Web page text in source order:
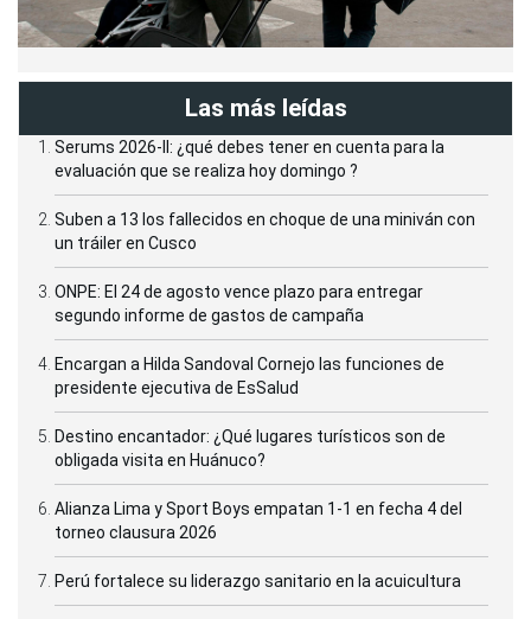
Las más leídas
Serums 2026-II: ¿qué debes tener en cuenta para la
evaluación que se realiza hoy domingo ?
Suben a 13 los fallecidos en choque de una miniván con
un tráiler en Cusco
ONPE: El 24 de agosto vence plazo para entregar
segundo informe de gastos de campaña
Encargan a Hilda Sandoval Cornejo las funciones de
presidente ejecutiva de EsSalud
Destino encantador: ¿Qué lugares turísticos son de
obligada visita en Huánuco?
Alianza Lima y Sport Boys empatan 1-1 en fecha 4 del
torneo clausura 2026
Perú fortalece su liderazgo sanitario en la acuicultura